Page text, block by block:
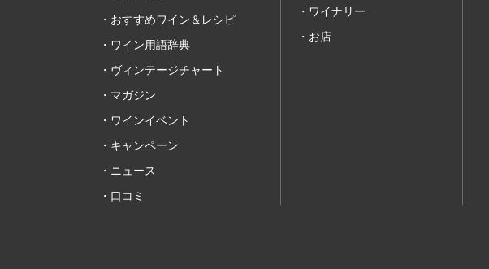
おすすめワイン＆レシピ
ワイン用語辞典
ヴィンテージチャート
マガジン
ワインイベント
キャンペーン
ニュース
口コミ
ワイナリー
お店